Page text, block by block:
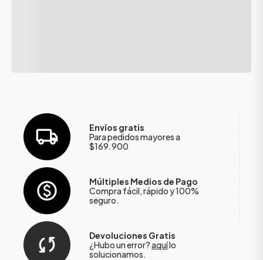
Envíos gratis
Para pedidos mayores a
$169.900
Múltiples Medios de Pago
Compra fácil, rápido y 100%
seguro.
Devoluciones Gratis
¿Hubo un error?aquílo
solucionamos.